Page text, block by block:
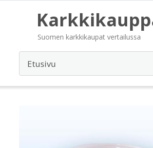
Suomen karkkikaupat vertailussa